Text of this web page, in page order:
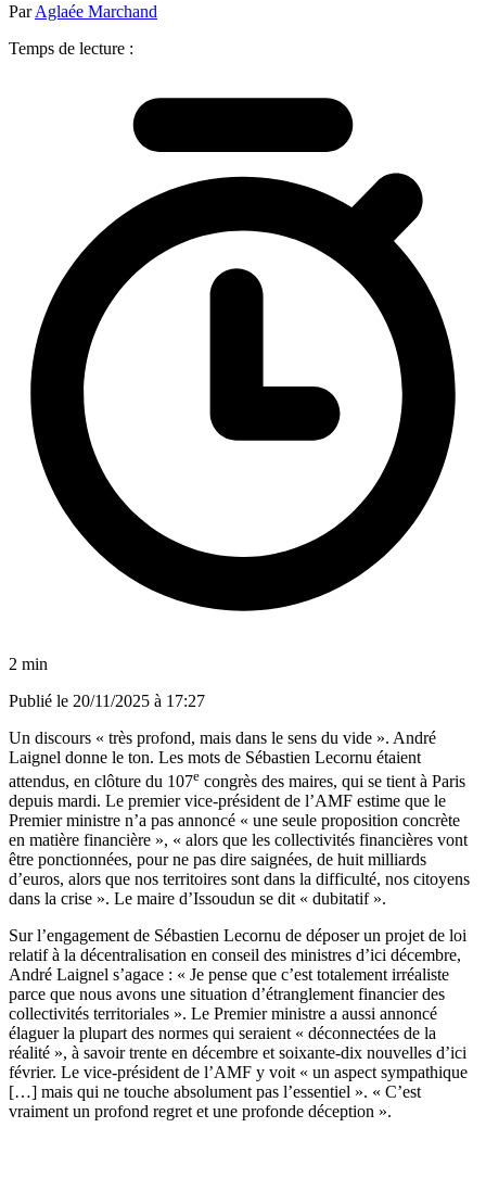
ParAglaée Marchand
Temps de lecture :
2 min
Publié le 20/11/2025 à 17:27
Un discours « très profond, mais dans le sens du vide ». André
Laignel donne le ton. Les mots de Sébastien Lecornu étaient
attendus, en clôture du 107e congrès des maires, qui se tient à Paris
depuis mardi. Le premier vice-président de l’AMF estime que le
Premier ministre n’a pas annoncé « une seule proposition concrète
en matière financière », « alors que les collectivités financières vont
être ponctionnées, pour ne pas dire saignées, de huit milliards
d’euros, alors que nos territoires sont dans la difficulté, nos citoyens
dans la crise ». Le maire d’Issoudun se dit « dubitatif ».
Sur l’engagement de Sébastien Lecornu de déposer un projet de loi
relatif à la décentralisation en conseil des ministres d’ici décembre,
André Laignel s’agace : « Je pense que c’est totalement irréaliste
parce que nous avons une situation d’étranglement financier des
collectivités territoriales ». Le Premier ministre a aussi annoncé
élaguer la plupart des normes qui seraient « déconnectées de la
réalité », à savoir trente en décembre et soixante-dix nouvelles d’ici
février. Le vice-président de l’AMF y voit « un aspect sympathique
[…] mais qui ne touche absolument pas l’essentiel ». « C’est
vraiment un profond regret et une profonde déception ».